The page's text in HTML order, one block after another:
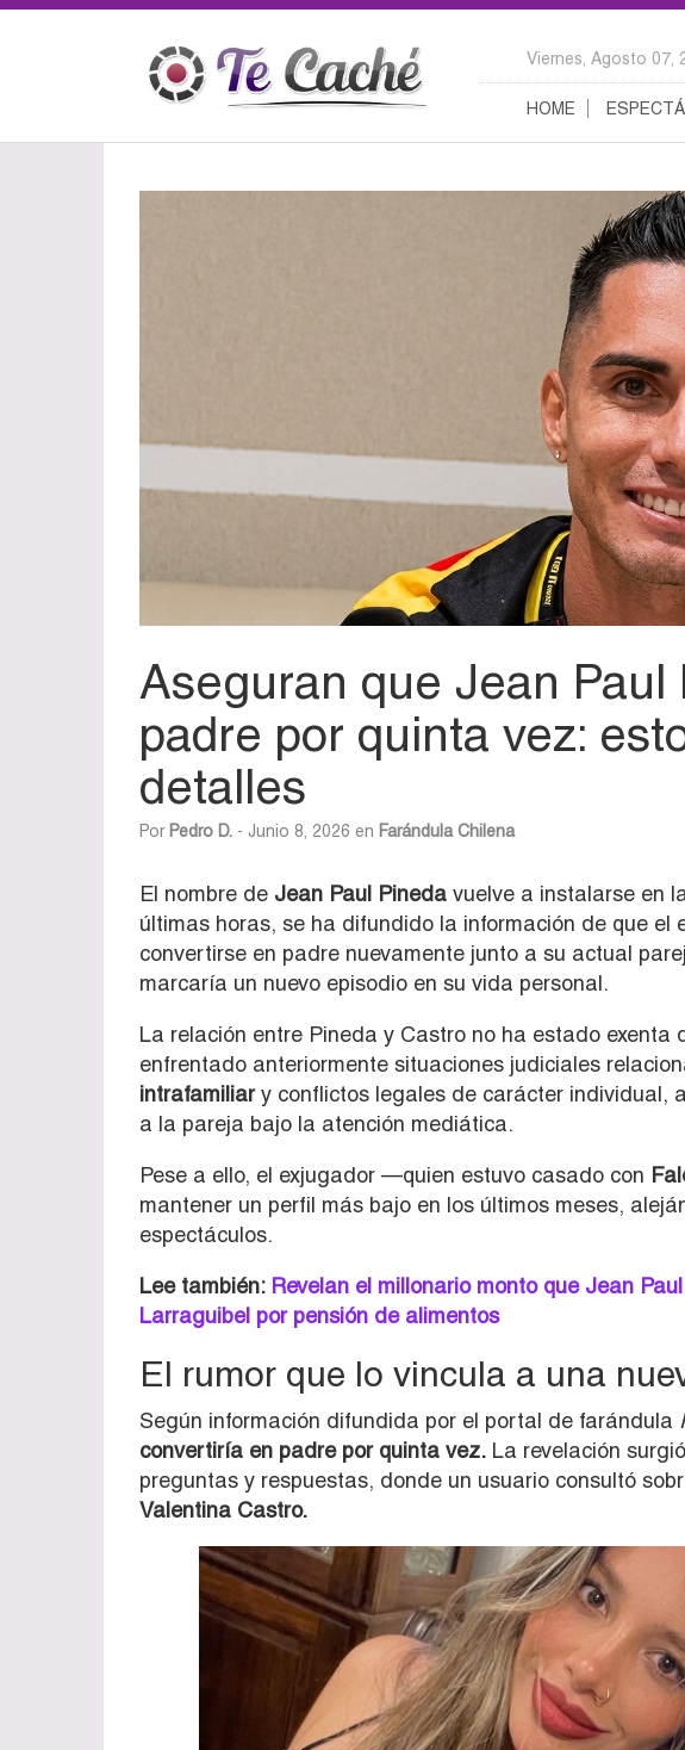
Viernes, Agosto 07,
HOME
Aseguran que Jean Paul
padre por quinta vez:
detalles
Por Pedro D. - Junio 8, 2026 en Farándula Chilena
El nombre de Jean Paul Pineda vuelve a instalarse en
últimas horas, se ha difundido la información de que el
convertirse en padre nuevamente junto a su actual
marcaría un nuevo episodio en su vida personal.
La relación entre Pineda y Castro no ha estado exenta
enfrentado anteriormente situaciones judiciales
intrafamiliary conflictos legales de carácter individual,
a la pareja bajo la atención mediática.
Pese a ello, el exjugador —quien estuvo casado con
mantener un perfil más bajo en los últimos meses,
espectáculos.
Lee también: Revelan el millonario monto que Jean
Larraguibel por pensión de alimentos
El rumor que lo vincula a una
Según información difundida por el portal de farándula
convertiría en padre por quinta vez. La revelación
preguntas y respuestas, donde un usuario consultó
Valentina Castro.